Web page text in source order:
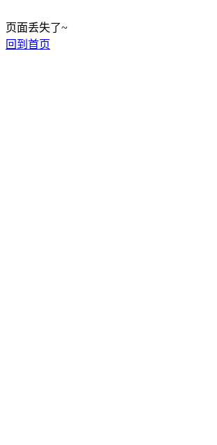
页面丢失了~
回到首页